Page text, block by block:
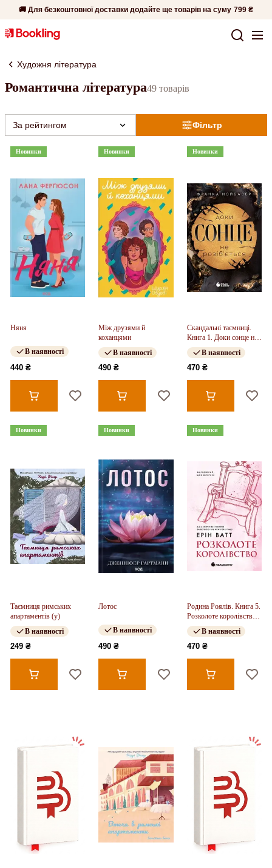
🚚 Для безкоштовної доставки додайте ще товарів на суму 799 ₴
Художня література
Романтична література49 товарів
Фільтр
За рейтингом
Новинки
Няня
В наявності
440 ₴
Новинки
Між друзями й
коханцями
В наявності
490 ₴
Новинки
Скандальні таємниці.
Книга 1. Доки сонце не
розіб'ється (у)
В наявності
470 ₴
Новинки
Таємниця римських
апартаментів (у)
В наявності
249 ₴
Новинки
Лотос
В наявності
490 ₴
Новинки
Родина Роялів. Книга 5.
Розколоте королівство
(у)
В наявності
470 ₴